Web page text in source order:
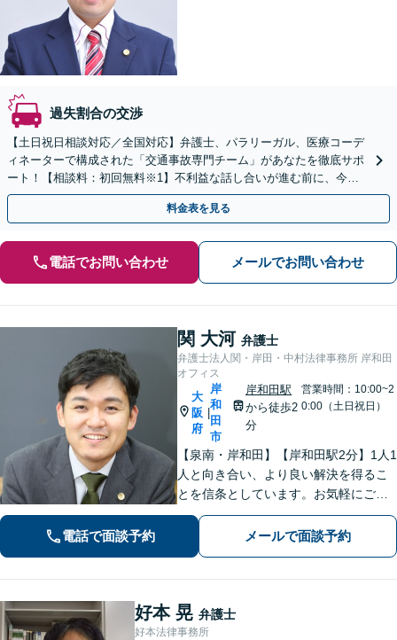
過失割合の交渉
【土日祝日相談対応／全国対応】弁護士、パラリーガル、医療コーデ
ィネーターで構成された「交通事故専門チーム」があなたを徹底サポ
ート！【相談料：初回無料※1】不利益な話し合いが進む前に、今す
ぐ相談！
料金表を見る
電話でお問い合わせ メールでお問い合わせ
関 大河 弁護士
弁護士法人関・岸田・中村法律事務所 岸和田
オフィス
大
阪
府
岸
和
田
市
岸和田駅
から徒歩2
分
営業時間：10:00~2
0:00（土日祝日）
【泉南・岸和田】【岸和田駅2分】1人1
人と向き合い、より良い解決を得るこ
とを信条としています。お気軽にご相
談下さい。
電話で面談予約 メールで面談予約
好本 晃 弁護士
好本法律事務所